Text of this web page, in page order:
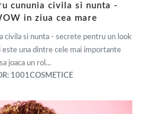
cununia civila si nunta -
in ziua cea mare
civila si nunta - secrete pentru un look
una dintre cele mai importante
joaca un rol...
1001COSMETICE